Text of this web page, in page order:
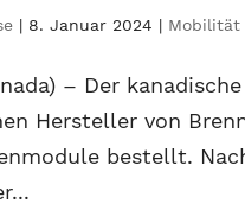
| 8. Januar 2024 | Mobilität
– Der
Hersteller von
bestellt.